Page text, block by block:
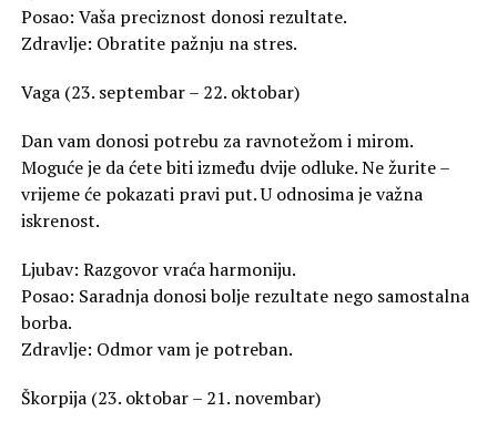
Posao: Vaša preciznost donosi rezultate.
Zdravlje: Obratite pažnju na stres.
Vaga (23. septembar – 22. oktobar)
Dan vam donosi potrebu za ravnotežom i mirom.
Moguće je da ćete biti između dvije odluke. Ne žurite –
vrijeme će pokazati pravi put. U odnosima je važna
iskrenost.
Ljubav: Razgovor vraća harmoniju.
Posao: Saradnja donosi bolje rezultate nego samostalna
borba.
Zdravlje: Odmor vam je potreban.
Škorpija (23. oktobar – 21. novembar)